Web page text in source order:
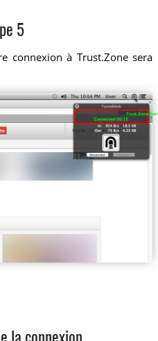
5
connexion à Trust.Zone sera
Trust.Zone-